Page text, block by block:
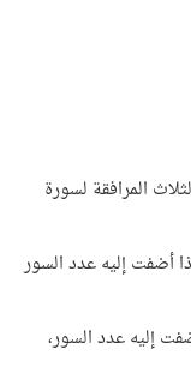
المرافقة لسورة
الثلاث 1137 كلمة، فإذا أضفت إليه عدد السور
134 آية، فإذا أضفت إليه عدد السور،